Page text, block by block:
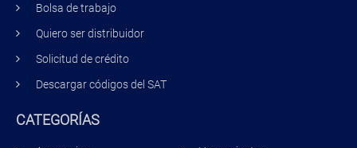
Bolsa de trabajo
Quiero ser distribuidor
Solicitud de crédito
Descargar códigos del SAT
CATEGORÍAS